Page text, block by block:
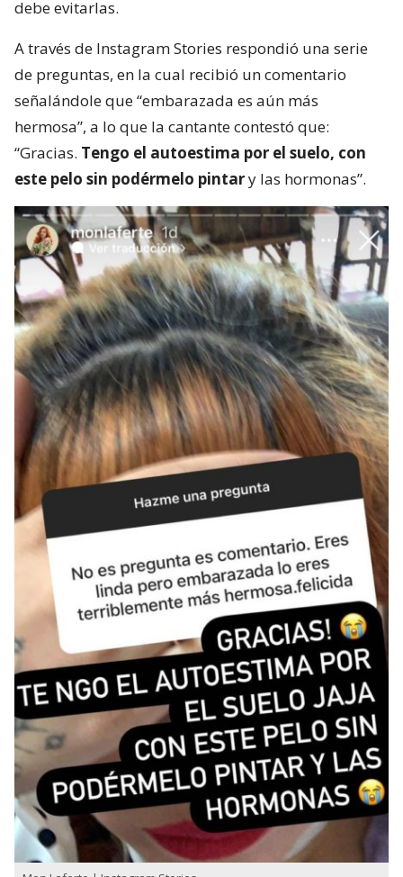
debe evitarlas.
A través de Instagram Stories respondió una serie
de preguntas, en la cual recibió un comentario
señalándole que “embarazada es aún más
hermosa”, a lo que la cantante contestó que:
“Gracias. Tengo el autoestima por el suelo, con
este pelo sin podérmelo pintary las hormonas”.